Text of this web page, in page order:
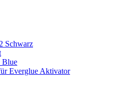
Schwarz
Blue
Everglue Aktivator